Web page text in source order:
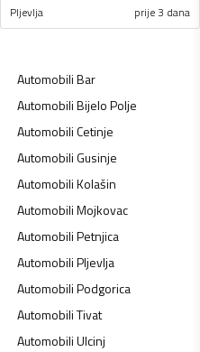
Pljevlja prije 3 dana
AutomobiliBar
AutomobiliBijelo Polje
AutomobiliCetinje
AutomobiliGusinje
AutomobiliKolašin
AutomobiliMojkovac
AutomobiliPetnjica
AutomobiliPljevlja
AutomobiliPodgorica
AutomobiliTivat
AutomobiliUlcinj